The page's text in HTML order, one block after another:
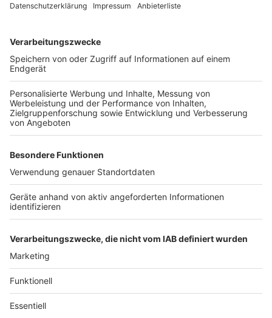
Einsatzkräfte zogen den 28-Jährigen dann mit einer
Beobachtung ins Krankenhaus.
Anzeige
Weitere Themen von Rhein und Erft
Anzeige
Nach tödlichem Unfall: Neue Ampelschaltung in
Hürth
Freibadfest in Bedburg fällt aus
Anzeige